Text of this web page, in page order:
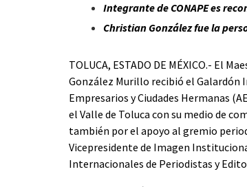
Integrante de CONAPE es
Christian González fue la
TOLUCA, ESTADO DE MÉXICO.- El
González Murillo recibió el Galardón
Empresarios y Ciudades Hermanas
el Valle de Toluca con su medio de
también por el apoyo al gremio
Vicepresidente de Imagen
Internacionales de Periodistas y